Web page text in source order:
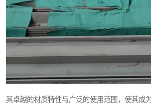
其卓越的材质特性与广泛的使用范围，使其成